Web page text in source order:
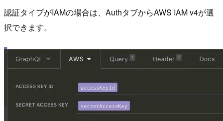
認証タイプがIAMの場合は、AuthタブからAWS IAM v4が選
択できます。